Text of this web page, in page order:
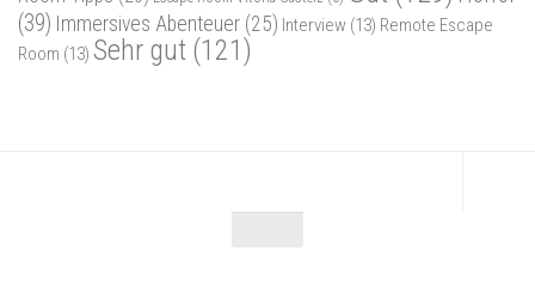
(39) Immersives Abenteuer (25) Interview (13) Remote Escape
Room (13) Sehr gut (121)